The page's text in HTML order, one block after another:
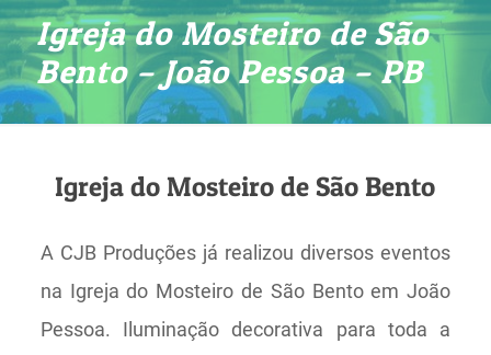
Igreja do Mosteiro de São
Bento – João Pessoa – PB
Igreja do Mosteiro de São Bento
A CJB Produções já realizou diversos eventos
na Igreja do Mosteiro de São Bento em João
Pessoa. Iluminação decorativa para toda a